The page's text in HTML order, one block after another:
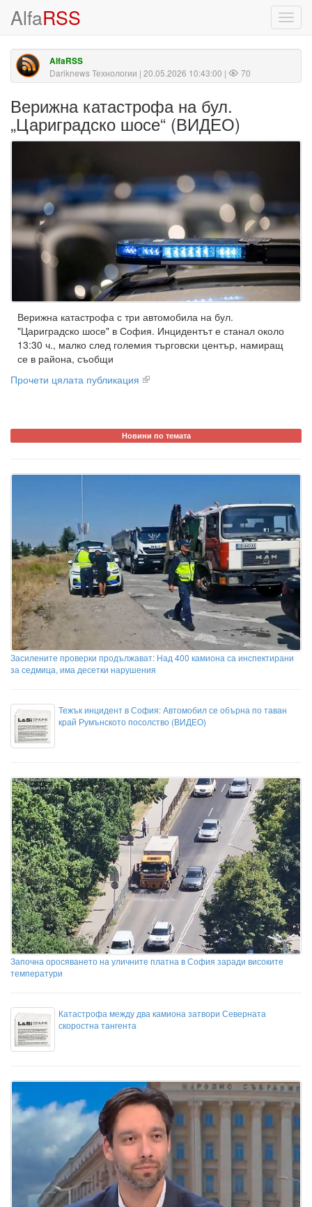
AlfaRSS
AlfaRSS
Dariknews Технологии | 20.05.2026 10:43:00 | 70
Верижна катастрофа на бул.
„Цариградско шосе“ (ВИДЕО)
Верижна катастрофа с три автомобила на бул.
"Цариградско шосе" в София. Инцидентът е станал около
13:30 ч., малко след големия търговски център, намиращ
се в района, съобщи
Прочети цялата публикация
Новини по темата
Засилените проверки продължават: Над 400 камиона са инспектирани
за седмица, има десетки нарушения
Тежък инцидент в София: Автомобил се обърна по таван
край Румънското посолство (ВИДЕО)
Започна оросяването на уличните платна в София заради високите
температури
Катастрофа между два камиона затвори Северната
скоростна тангента